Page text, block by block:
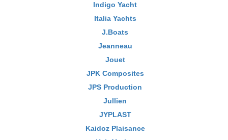
Indigo Yacht
Italia Yachts
J.Boats
Jeanneau
Jouet
JPK Composites
JPS Production
Jullien
JYPLAST
Kaidoz Plaisance